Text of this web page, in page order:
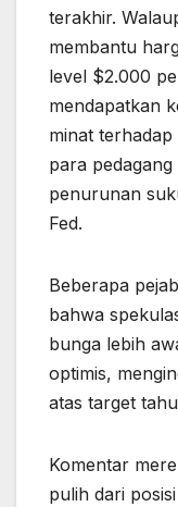
terakhir.
membantu
level $2.000
mendapatkan
minat
para
penurunan
Fed.
Beberapa
bahwa
bunga lebih
optimis,
atas target
Komentar
pulih dari